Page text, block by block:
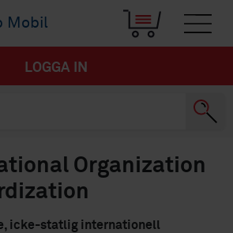
LOGGA IN
Organization
icke-statlig internationell